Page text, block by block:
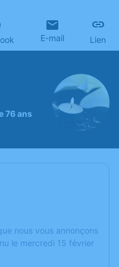
E-mail Lien
76 ans
nous vous annonçons
le mercredi 15 février